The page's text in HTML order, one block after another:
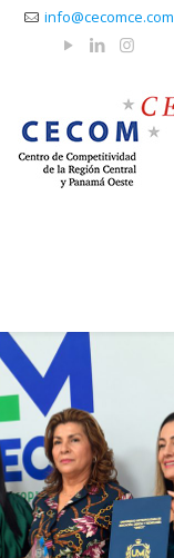
info@cecomce.com